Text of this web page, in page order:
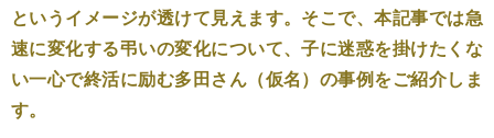
というイメージが透けて見えます。そこで、本記事では急
速に変化する弔いの変化について、子に迷惑を掛けたくな
い一心で終活に励む多田さん（仮名）の事例をご紹介しま
す。